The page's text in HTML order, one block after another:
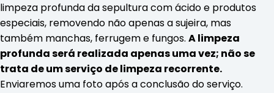
limpeza profunda da sepultura com ácido e produtos
especiais, removendo não apenas a sujeira, mas
também manchas, ferrugem e fungos. A limpeza
profunda será realizada apenas uma vez; não se
trata de um serviço de limpeza recorrente.
Enviaremos uma foto após a conclusão do serviço.